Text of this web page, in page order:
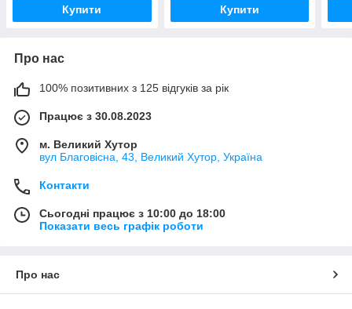
Купити Купити
Про нас
100% позитивних з 125 відгуків за рік
Працює з 30.08.2023
м. Великий Хутор
вул Благовісна, 43, Великий Хутор, Україна
Контакти
Сьогодні працює з 10:00 до 18:00
Показати весь графік роботи
Про нас